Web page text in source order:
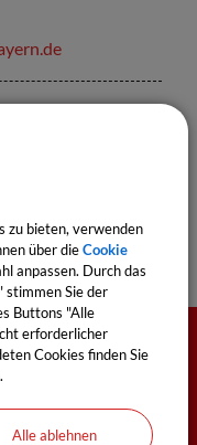
zu bieten, verwenden
über dieCookie
anpassen. Durch das
stimmen Sie der
Buttons "Alle
erforderlicher
Cookies finden Sie
Alle ablehnen